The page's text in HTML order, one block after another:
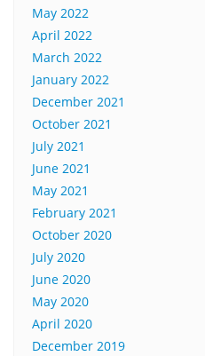
May 2022
April 2022
March 2022
January 2022
December 2021
October 2021
July 2021
June 2021
May 2021
February 2021
October 2020
July 2020
June 2020
May 2020
April 2020
December 2019